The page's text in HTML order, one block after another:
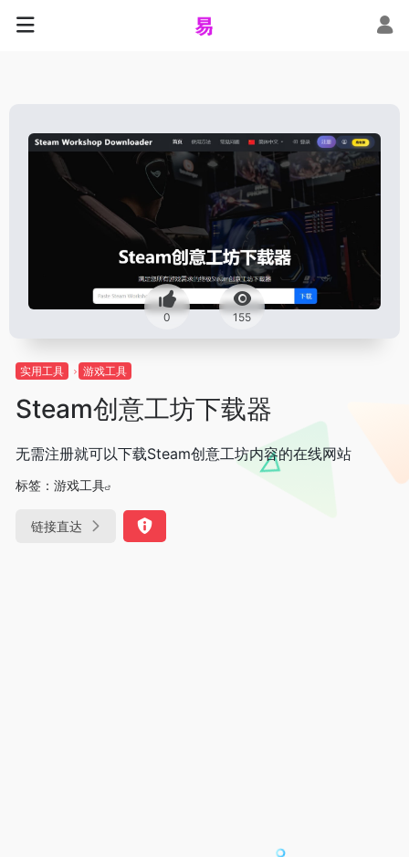
0 155
实用工具 游戏工具
Steam创意工坊下载器
无需注册就可以下载Steam创意工坊内容的在线网站
标签： 游戏工具
链接直达